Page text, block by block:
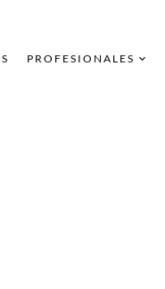
PROFESIONALES